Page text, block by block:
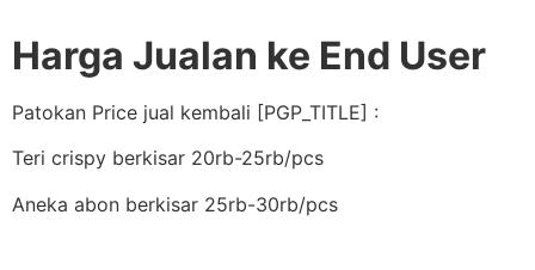
Harga Jualan ke End User
Patokan Price jual kembali [PGP_TITLE] :
Teri crispy berkisar 20rb-25rb/pcs
Aneka abon berkisar 25rb-30rb/pcs